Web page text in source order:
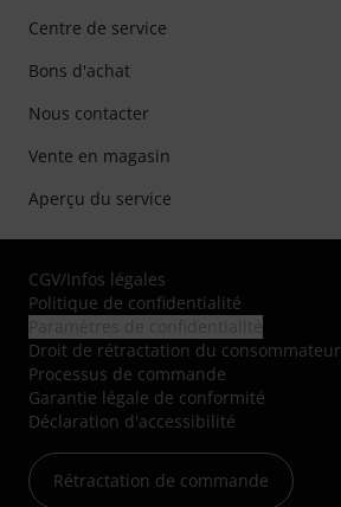
Centre de service
Bons d'achat
Nous contacter
Vente en magasin
Aperçu du service
CGV/Infos légales
Politique de confidentialité
Droit de rétractation du consommateur
Processus de commande
Garantie légale de conformité
Déclaration d'accessibilité
Rétractation de commande